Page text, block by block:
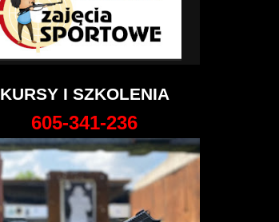
KURSY I SZKOLENIA
605-341-236